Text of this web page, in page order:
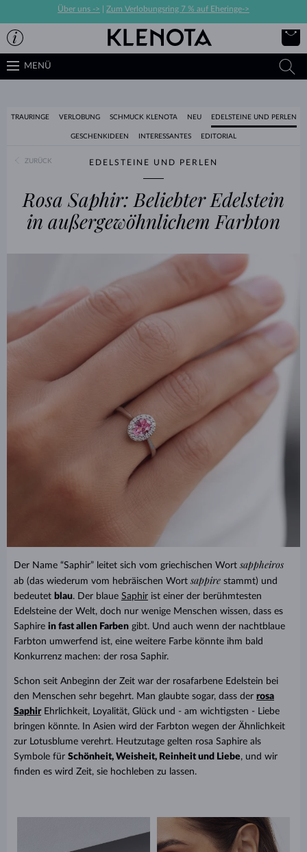
Über uns -> Zum Verlobungsring 7 % auf Eheringe->
MENÜ
TRAURINGE VERLOBUNG SCHMUCK KLENOTA NEU EDELSTEINE UND PERLEN
GESCHENKIDEEN INTERESSANTES EDITORIAL
ZURÜCK EDELSTEINE UND PERLEN
Rosa Saphir: Beliebter Edelstein
in außergewöhnlichem Farbton
Der Name “Saphir” leitet sich vom griechischen Wort sappheiros
ab (das wiederum vom hebräischen Wort sappire stammt) und
bedeutet blau. Der blaue Saphir ist einer der berühmtesten
Edelsteine der Welt, doch nur wenige Menschen wissen, dass es
Saphire in fast allen Farben gibt. Und auch wenn der nachtblaue
Farbton umwerfend ist, eine weitere Farbe könnte ihm bald
Konkurrenz machen: der rosa Saphir.
Schon seit Anbeginn der Zeit war der rosafarbene Edelstein bei
den Menschen sehr begehrt. Man glaubte sogar, dass der rosa
Saphir Ehrlichkeit, Loyalität, Glück und - am wichtigsten - Liebe
bringen könnte. In Asien wird der Farbton wegen der Ähnlichkeit
zur Lotusblume verehrt. Heutzutage gelten rosa Saphire als
Symbole für Schönheit, Weisheit, Reinheit und Liebe, und wir
finden es wird Zeit, sie hochleben zu lassen.